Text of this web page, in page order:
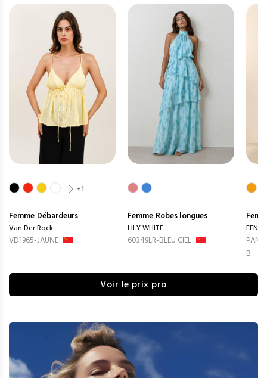
+1
Femme Débardeurs
Van Der Rock
VD1965-JAUNE
Femme Robes longues
LILY WHITE
60349LR-BLEU CIEL
B...
Voir le prix pro